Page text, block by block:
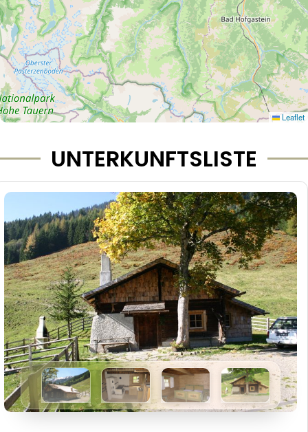
Leaflet
UNTERKUNFTSLISTE